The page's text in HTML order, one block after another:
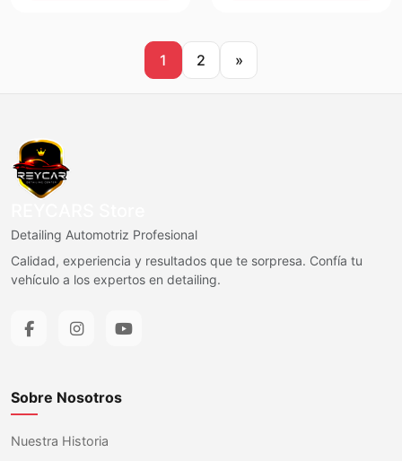
1 2 »
Detailing Automotriz Profesional
Calidad, experiencia y resultados que te sorpresa. Confía tu
vehículo a los expertos en detailing.
Sobre Nosotros
Nuestra Historia